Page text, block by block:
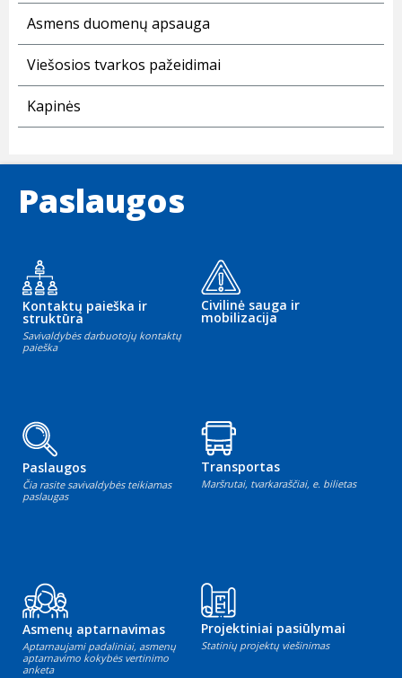
Asmens duomenų apsauga
Viešosios tvarkos pažeidimai
Kapinės
Paslaugos
Kontaktų paieška ir
struktūra
Savivaldybės darbuotojų kontaktų
paieška
Civilinė sauga ir
mobilizacija
Paslaugos
Čia rasite savivaldybės teikiamas
paslaugas
Transportas
Maršrutai, tvarkaraščiai, e. bilietas
Asmenų aptarnavimas
Aptarnaujami padaliniai, asmenų
aptarnavimo kokybės vertinimo
anketa
Projektiniai pasiūlymai
Statinių projektų viešinimas